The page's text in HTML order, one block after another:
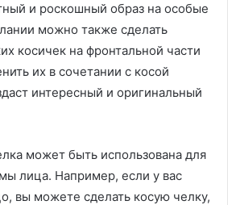
и роскошный образ на особые
можно также сделать
косичек на фронтальной части
их в сочетании с косой
интересный и оригинальный
может быть использована для
лица. Например, если у вас
вы можете сделать косую челку,